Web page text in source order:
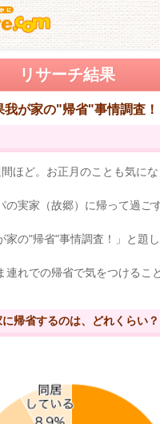
リサーチ結果
我が家の"帰省"事情調査！
ほど。お正月のことも気に
の実家（故郷）に帰って過ご
家の"帰省"事情調査！」と題
連れでの帰省で気をつけるこ
帰省するのは、どれくらい？